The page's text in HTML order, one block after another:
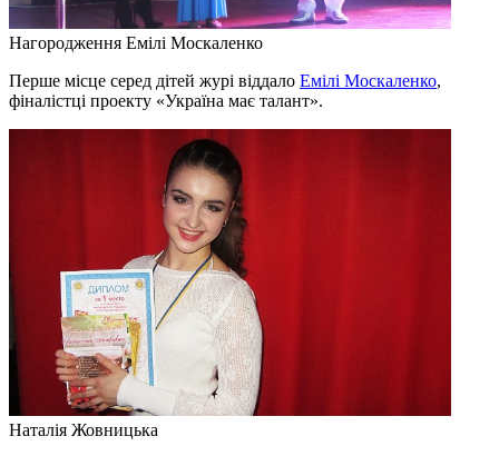
Нагородження Емілі Москаленко
Перше місце серед дітей журі віддало Емілі Москаленко,
фіналістці проекту «Україна має талант».
Наталія Жовницька